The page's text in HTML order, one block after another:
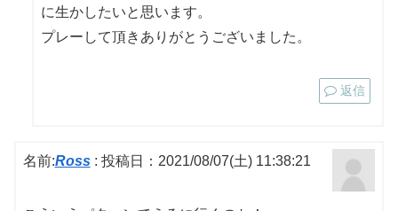
に生かしたいと思います。
プレーして頂きありがとうございました。
返信
名前:Ross: 投稿日：2021/08/07(土) 11:38:21